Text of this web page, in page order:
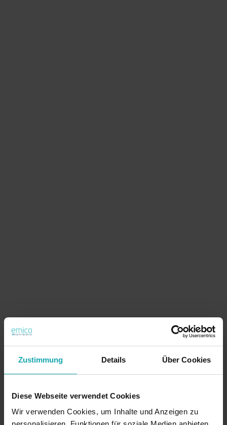
Zustimmung Details Über Cookies
Diese Webseite verwendet Cookies
Wir verwenden Cookies, um Inhalte und Anzeigen zu
Filter
Blindmuttern
Im modernen Maschinen- und Anlagenbau spielen